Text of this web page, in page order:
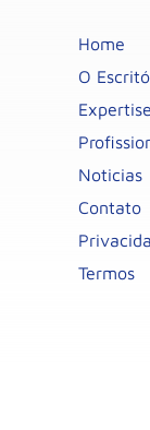
Home
O
Expertise
Noticias
Contato
Termos